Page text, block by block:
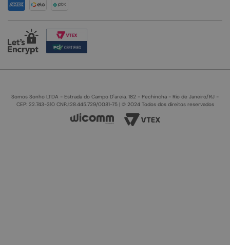
Somos Sonho LTDA - Estrada do Campo D'areia, 182 - Pechincha - Rio de Janeiro/RJ -
CEP: 22.743-310 CNPJ:28.445.729/0081-75 | © 2024 Todos dos direitos reservados